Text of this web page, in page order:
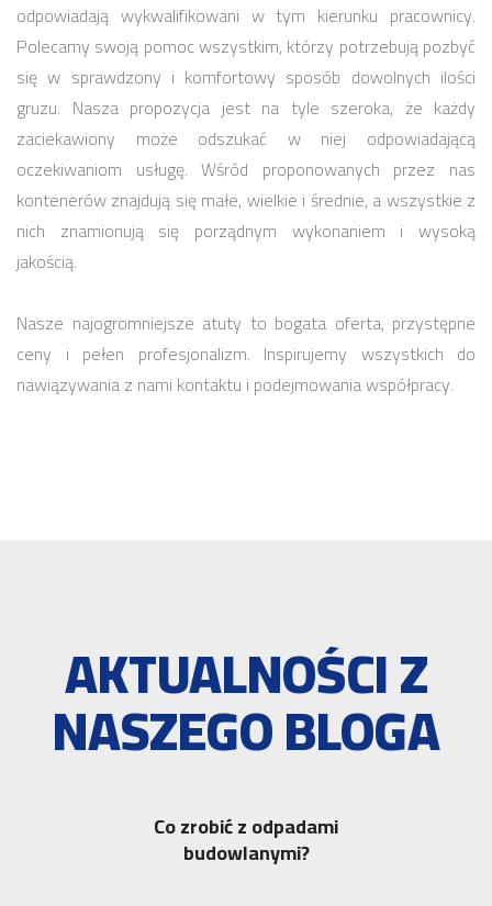
odpowiadają wykwalifikowani w tym kierunku pracownicy.
Polecamy swoją pomoc wszystkim, którzy potrzebują pozbyć
się w sprawdzony i komfortowy sposób dowolnych ilości
gruzu. Nasza propozycja jest na tyle szeroka, że każdy
zaciekawiony może odszukać w niej odpowiadającą
oczekiwaniom usługę. Wśród proponowanych przez nas
kontenerów znajdują się małe, wielkie i średnie, a wszystkie z
nich znamionują się porządnym wykonaniem i wysoką
jakością.
Nasze najogromniejsze atuty to bogata oferta, przystępne
ceny i pełen profesjonalizm. Inspirujemy wszystkich do
nawiązywania z nami kontaktu i podejmowania współpracy.
AKTUALNOŚCI Z
NASZEGO BLOGA
Co zrobić z odpadami
budowlanymi?